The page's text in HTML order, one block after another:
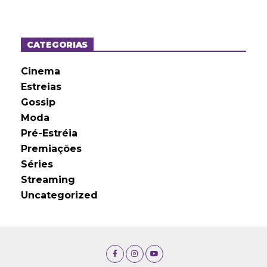
o
sCATEGORIAS
Cinema
Estreias
Gossip
Moda
Pré-Estréia
Premiações
Séries
Streaming
Uncategorized